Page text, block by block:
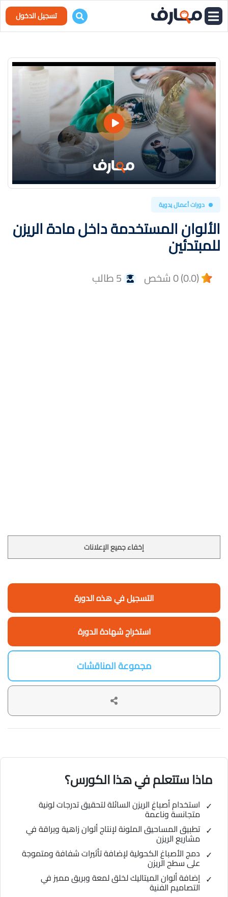
تسجيل الدخول
دورات أعمال يدوية
الألوان المستخدمة داخل مادة الريزن
للمبتدئين
(0.0) 0 شخص 5 طالب
إخفاء جميع الإعلانات
التسجيل في هذه الدورة
استخراج شهادة الدورة
مجموعة المناقشات
ماذا ستتعلم في هذا الكورس؟
استخدام أصباغ الريزن السائلة لتحقيق تدرجات لونية
متجانسة وناعمة
تطبيق المساحيق الملونة لإنتاج ألوان زاهية وبراقة في
مشاريع الريزن
دمج الأصباغ الكحولية لإضافة تأثيرات شفافة ومتموجة
على سطح الريزن
إضافة ألوان الميتاليك لخلق لمعة وبريق مميز في
التصاميم الفنية